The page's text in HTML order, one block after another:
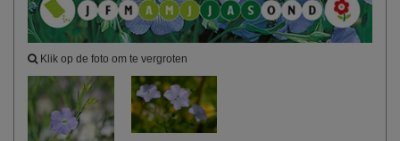
Klik op de foto om te vergroten